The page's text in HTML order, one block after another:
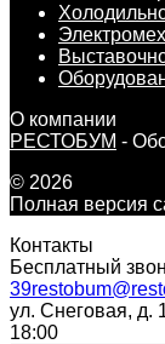
О компании
РЕСТОБУМ -
© 2026
Полная версия
Контакты
Бесплатный
39
ул. Снеговая, д.
18:00